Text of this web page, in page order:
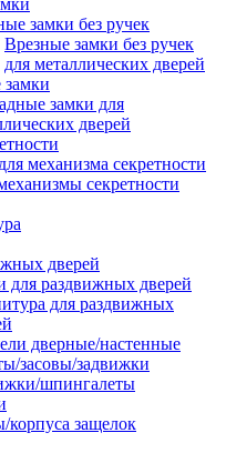
замки без ручек
Врезные замки без ручек
для металлических дверей
замки для
дверей
механизма секретности
секретности
дверей
для раздвижных дверей
для раздвижных
дверные/настенные
засовы/задвижки
шпингалеты
защелок